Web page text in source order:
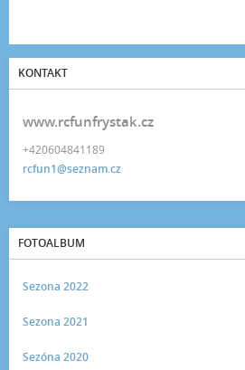
KONTAKT
www.rcfunfrystak.cz
+420604841189
rcfun1@seznam.cz
FOTOALBUM
Sezona 2022
Sezona 2021
Sezóna 2020